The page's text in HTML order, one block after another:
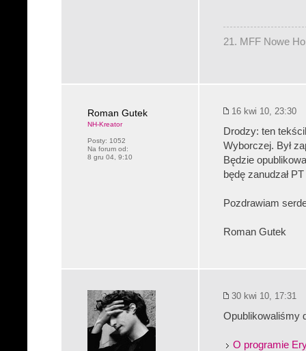
21. MFF Nowe
Roman Gutek
NH-Kreator
Posty: 1052
Na forum od:
8 gru 04, 9:10
16 kwi 10, 23:30
Drodzy: ten
Wyborczej. Był
Będzie
będę zanudzał
Pozdrawiam
Roman Gutek
30 kwi 10, 17:31
Opublikowaliśmy
O programie